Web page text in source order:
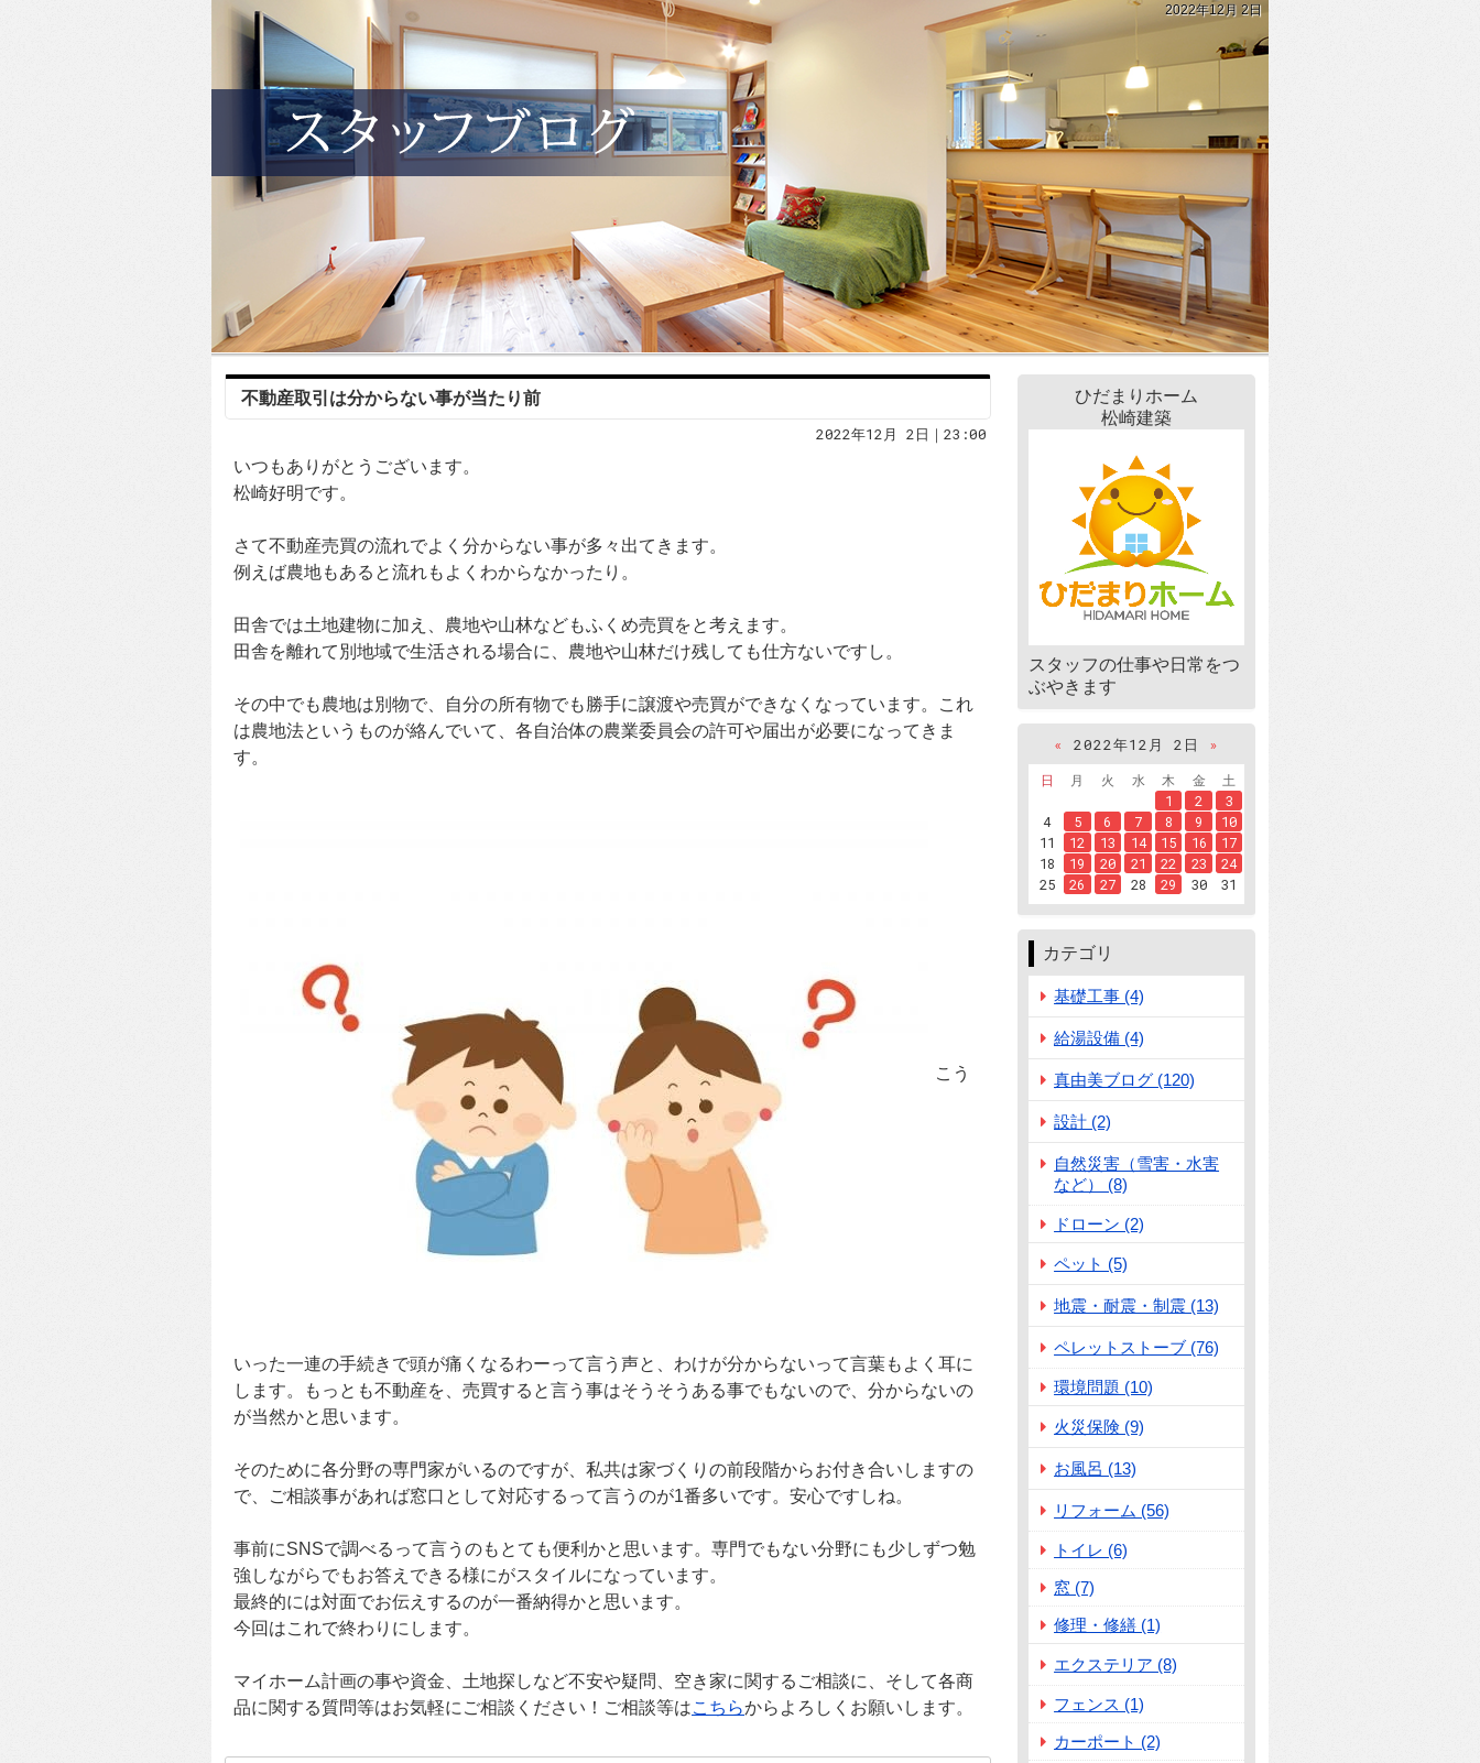
2022年12月 2日
不動産取引は分からない事が当たり前
2022年12月 2日｜23:00
いつもありがとうございます。
松崎好明です。
さて不動産売買の流れでよく分からない事が多々出てきます。
例えば農地もあると流れもよくわからなかったり。
田舎では土地建物に加え、農地や山林などもふくめ売買をと考えます。
田舎を離れて別地域で生活される場合に、農地や山林だけ残しても仕方ないですし。
その中でも農地は別物で、自分の所有物でも勝手に譲渡や売買ができなくなっています。これ
は農地法というものが絡んでいて、各自治体の農業委員会の許可や届出が必要になってきま
す。
こう
いった一連の手続きで頭が痛くなるわーって言う声と、わけが分からないって言葉もよく耳に
します。もっとも不動産を、売買すると言う事はそうそうある事でもないので、分からないの
が当然かと思います。
そのために各分野の専門家がいるのですが、私共は家づくりの前段階からお付き合いしますの
で、ご相談事があれば窓口として対応するって言うのが1番多いです。安心ですしね。
事前にSNSで調べるって言うのもとても便利かと思います。専門でもない分野にも少しずつ勉
強しながらでもお答えできる様にがスタイルになっています。
最終的には対面でお伝えするのが一番納得かと思います。
今回はこれで終わりにします。
マイホーム計画の事や資金、土地探しなど不安や疑問、空き家に関するご相談に、そして各商
品に関する質問等はお気軽にご相談ください！ご相談等はこちらからよろしくお願いします。
ひだまりホーム
松崎建築
スタッフの仕事や日常をつ
ぶやきます
« 2022年12月 2日
»
日
月 火 水 木 金
土
1
2
3
4
5 6 7 8 9
10
11
12 13 14 15 16
17
18
19 20 21 22 23
24
25
26 27 28 29 30 31
カテゴリ
基礎工事 (4)
給湯設備 (4)
真由美ブログ (120)
設計 (2)
自然災害（雪害・水害
など） (8)
ドローン (2)
ペット (5)
地震・耐震・制震 (13)
ペレットストーブ (76)
環境問題 (10)
火災保険 (9)
お風呂 (13)
リフォーム (56)
トイレ (6)
窓 (7)
修理・修繕 (1)
エクステリア (8)
フェンス (1)
カーポート (2)